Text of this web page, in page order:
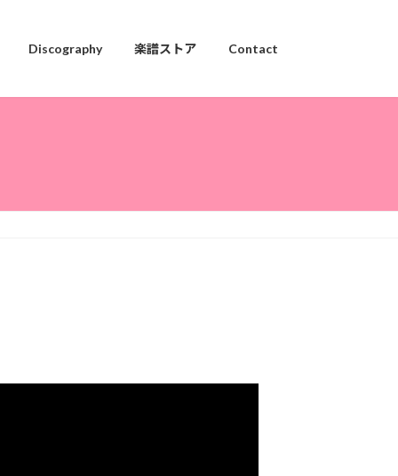
Discography 楽譜ストア Contact